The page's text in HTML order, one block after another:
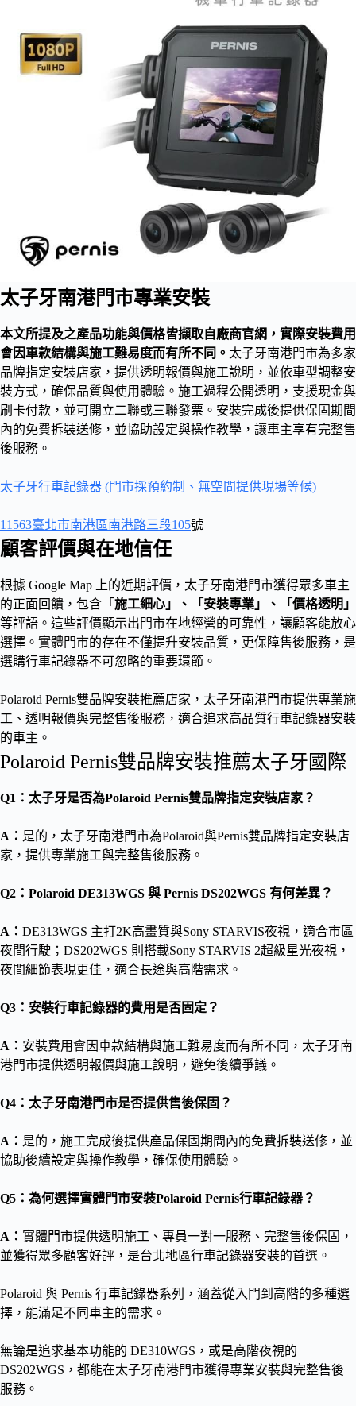
太子牙南港門市專業安裝
本文所提及之產品功能與價格皆擷取自廠商官網，實際安裝費用
會因車款結構與施工難易度而有所不同。 太子牙南港門市為多家
品牌指定安裝店家，提供透明報價與施工說明，並依車型調整安
裝方式，確保品質與使用體驗。施工過程公開透明，支援現金與
刷卡付款，並可開立二聯或三聯發票。安裝完成後提供保固期間
內的免費拆裝送修，並協助設定與操作教學，讓車主享有完整售
後服務。
太子牙行車記錄器 (門市採預約制、無空間提供現場等候)
11563臺北市南港區南港路三段105號
顧客評價與在地信任
根據 Google Map 上的近期評價，太子牙南港門市獲得眾多車主
的正面回饋，包含「 施工細心」、「安裝專業」、「價格透明」
等評語。這些評價顯示出門市在地經營的可靠性，讓顧客能放心
選擇。實體門市的存在不僅提升安裝品質，更保障售後服務，是
選購行車記錄器不可忽略的重要環節。
Polaroid Pernis雙品牌安裝推薦店家，太子牙南港門市提供專業施
工、透明報價與完整售後服務，適合追求高品質行車記錄器安裝
的車主。
Polaroid Pernis雙品牌安裝推薦太子牙國際
Q1：太子牙是否為Polaroid Pernis雙品牌指定安裝店家？
A： 是的，太子牙南港門市為Polaroid與Pernis雙品牌指定安裝店
家，提供專業施工與完整售後服務。
Q2：Polaroid DE313WGS 與 Pernis DS202WGS 有何差異？
A： DE313WGS 主打2K高畫質與Sony STARVIS夜視，適合市區
夜間行駛；DS202WGS 則搭載Sony STARVIS 2超級星光夜視，
夜間細節表現更佳，適合長途與高階需求。
Q3：安裝行車記錄器的費用是否固定？
A： 安裝費用會因車款結構與施工難易度而有所不同，太子牙南
港門市提供透明報價與施工說明，避免後續爭議。
Q4：太子牙南港門市是否提供售後保固？
A： 是的，施工完成後提供產品保固期間內的免費拆裝送修，並
協助後續設定與操作教學，確保使用體驗。
Q5：為何選擇實體門市安裝Polaroid Pernis行車記錄器？
A： 實體門市提供透明施工、專員一對一服務、完整售後保固，
並獲得眾多顧客好評，是台北地區行車記錄器安裝的首選。
Polaroid 與 Pernis 行車記錄器系列，涵蓋從入門到高階的多種選
擇，能滿足不同車主的需求。
無論是追求基本功能的 DE310WGS，或是高階夜視的
DS202WGS，都能在太子牙南港門市獲得專業安裝與完整售後
服務。